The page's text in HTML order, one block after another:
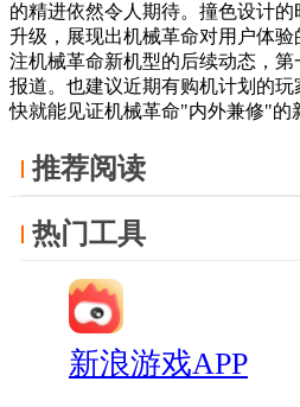
的精进依然令人期待。撞色设计
升级，展现出机械革命对用户体
注机械革命新机型的后续动态，
报道。也建议近期有购机计划的
快就能见证机械革命"内外兼修"的
推荐阅读
热门工具
新浪游戏APP